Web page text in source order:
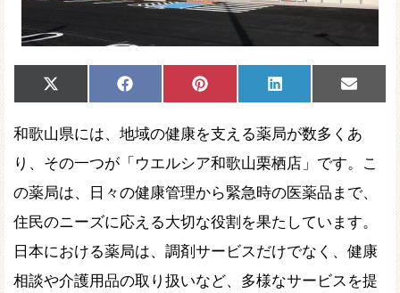
Share
on
X
(Twitter)
Share
on
Facebook Share
on
Pinterest Share
on
LinkedIn
Share
on
Email
和歌山県には、地域の健康を支える薬局が数多くあ
り、その一つが「ウエルシア和歌山栗栖店」です。こ
の薬局は、日々の健康管理から緊急時の医薬品まで、
住民のニーズに応える大切な役割を果たしています。
日本における薬局は、調剤サービスだけでなく、健康
相談や介護用品の取り扱いなど、多様なサービスを提